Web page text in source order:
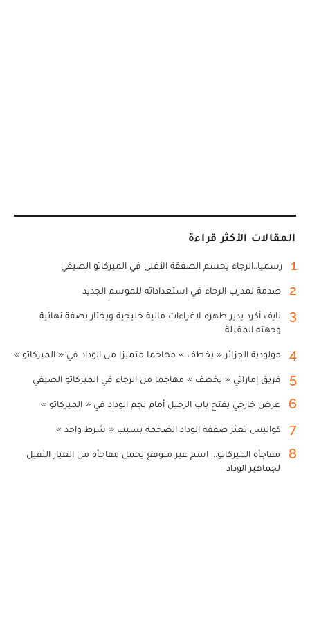
المقالات الأكثر قراءة
1 رسميا..الرجاء يحسم الصفقة الأغلى في الميركاتو الصيفي
2 صدمة لمدرب الرجاء في استعداداته للموسم الجديد
3
نايف أكرد يدير ظهره لاغراءات مالية خليجية ويختار بصفة نهائية
وجهته المقبلة
4 مولودية الجزائر « يخطف » مهاجما متميزا من الوداد في « الميركاتو »
5 فريق إماراتي « يخطف » مهاجما من الرجاء في الميركاتو الصيفي
6 عرض خارجي يفتح باب الرحيل أمام نجم الوداد في « الميركاتو »
7 كواليس تعثر صفقة الوداد الضخمة بسبب « شرط واحد »
8
مفاجأة الميركاتو... اسم غير متوقع يحمل مفاجأة من العيار الثقيل
لجماهير الوداد